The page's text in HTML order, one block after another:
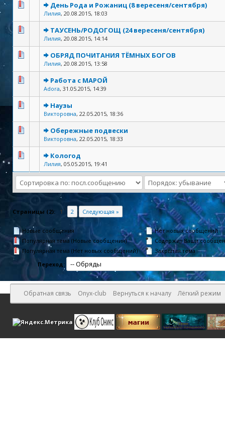
День Рода и Рожаниц (8 вересеня/сентября)
Лилия, 20.08.2015, 18:03
ТАУСЕНЬ/РОДОГОЩ (24 вересеня/сентября)
Лилия, 20.08.2015, 14:14
ОБРЯД ПОЧИТАНИЯ ТЁМНЫХ БОГОВ
Лилия, 20.08.2015, 13:58
Работа с МАРОЙ
Adora, 31.05.2015, 14:39
Наузы
Викторовна, 22.05.2015, 18:36
Обережные подвески
Викторовна, 22.05.2015, 18:33
Кологод
Лилия, 05.05.2015, 19:41
Страницы (2): 1 2 Следующая »
Новые сообщения
Популярная тема (Новые сообщения)
Популярная тема (Нет новых сообщений)
Нет новых сообщений
Содержит Ваши
Закрытая тема
Переход:
Обратная связь Onyx-club Вернуться к началу Лёгкий режим